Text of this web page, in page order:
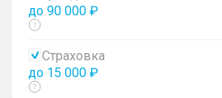
до 90 000 ₽
Показать
Страховка
до 15 000 ₽
Показать